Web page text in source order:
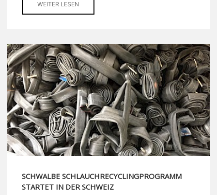
WEITER LESEN
SCHWALBE SCHLAUCHRECYCLINGPROGRAMM
STARTET IN DER SCHWEIZ